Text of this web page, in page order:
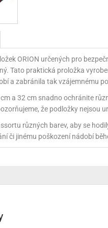
(LAZY SUSAN)
BARVY
DO NÁPOJŮ
MOUKA
DŽEMY
PASTY, AROMATA
MOUKA
POLEVY AROMA
A PLECHY
NA VYVALOVÁNÍ
PODLOŽKY
FORMY NA PEČENÍ
RUKAVICE A PODLOŽKY
3D
ORION určených pro
Tato praktická proložka
a zabránila tak vzájemnému
a 32 cm snadno ochránite
že podložky nejsou
různých barev, aby se
či jinému poškození nádobí